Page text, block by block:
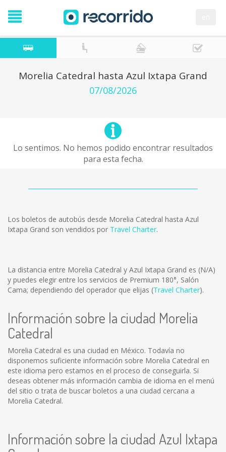
Morelia Catedral hasta Azul Ixtapa Grand
07/08/2026
Lo sentimos. No hemos podido encontrar resultados
para esta fecha.
Los boletos de autobús desde Morelia Catedral hasta Azul
Ixtapa Grand son vendidos por Travel Charter.
La distancia entre Morelia Catedral y Azul Ixtapa Grand es (N/A)
y puedes elegir entre los servicios de Premium 180°, Salón
Cama; dependiendo del operador que elijas (Travel Charter).
Información sobre la ciudad Morelia
Catedral
Morelia Catedral es una ciudad en México. Todavía no
disponemos suficiente información sobre Morelia Catedral en
este idioma pero estamos en el proceso de conseguirla. Si
deseas obtener más información cambia de idioma en el menú
del sitio o trata de buscar boletos a una ciudad cercana a
Morelia Catedral.
Información sobre la ciudad Azul Ixtapa